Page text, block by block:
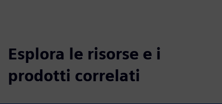
Esplora le risorse e i
prodotti correlati